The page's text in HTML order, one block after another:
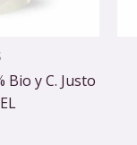
Bio y C. Justo